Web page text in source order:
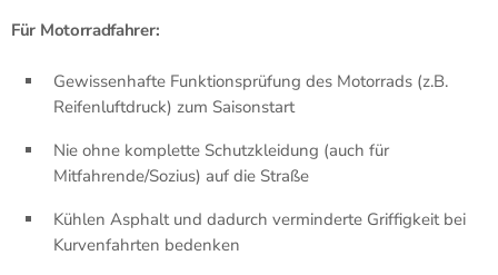
Für Motorradfahrer:
Gewissenhafte Funktionsprüfung des Motorrads (z.B.
Reifenluftdruck) zum Saisonstart
Nie ohne komplette Schutzkleidung (auch für
Mitfahrende/Sozius) auf die Straße
Kühlen Asphalt und dadurch verminderte Griffigkeit bei
Kurvenfahrten bedenken